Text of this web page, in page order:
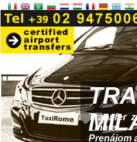
Transfer
Linate
Prenájom